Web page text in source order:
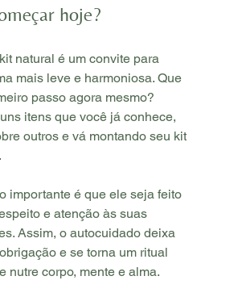
hoje?
natural é um convite para
mais leve e harmoniosa. Que
passo agora mesmo?
itens que você já conhece,
outros e vá montando seu kit
importante é que ele seja feito
e atenção às suas
Assim, o autocuidado deixa
e se torna um ritual
nutre corpo, mente e alma.